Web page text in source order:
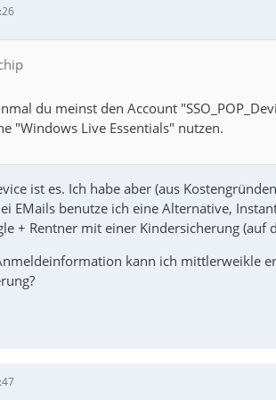
du meinst den Account
"Windows Live Essentials" nutzen.
ist es. Ich habe aber (aus
EMails benutze ich eine Alternative,
+ Rentner mit einer Kindersicherung (auf
kann ich mittlerweikle